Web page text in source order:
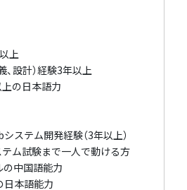
上
、設計）経験3年以上
上の日本語力
ステム開発経験（3年以上）
テム試験まで一人で動ける方
の中国語能力
日本語能力